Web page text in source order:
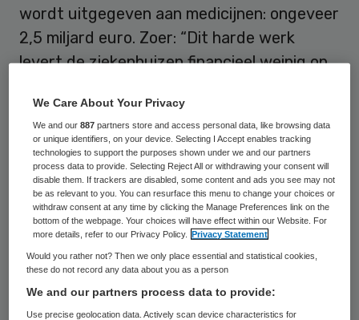
wordt uitgegeven aan medicijnen: ongeveer
2,5 miljard euro. Zoer: “Dit harde werk
levert de ziekenhuizen financieel weinig op.
kosten maken. We worden te weinig
gewaardeerd. Als we dit model overeind
willen houden, moet er iets veranderen. Dit
model is niet duurzaam.”
Geen geld
Zoer vermoedt dat veel andere
ziekenhuizen niet zoveel werk maken van
We Care About Your Privacy
We and our887 partners store and access personal data, like browsing data
or unique identifiers, on your device. Selecting I Accept enables tracking
technologies to support the purposes shown under we and our partners
process data to provide. Selecting Reject All or withdrawing your consent will
disable them. If trackers are disabled, some content and ads you see may not
be as relevant to you. You can resurface this menu to change your choices or
withdraw consent at any time by clicking the Manage Preferences link on the
bottom of the webpage. Your choices will have effect within our Website. For
more details, refer to our Privacy Policy.
Privacy Statement
Would you rather not? Then we only place essential and statistical cookies,
these do not record any data about you as a person
We and our partners process data to provide:
Use precise geolocation data. Actively scan device characteristics for